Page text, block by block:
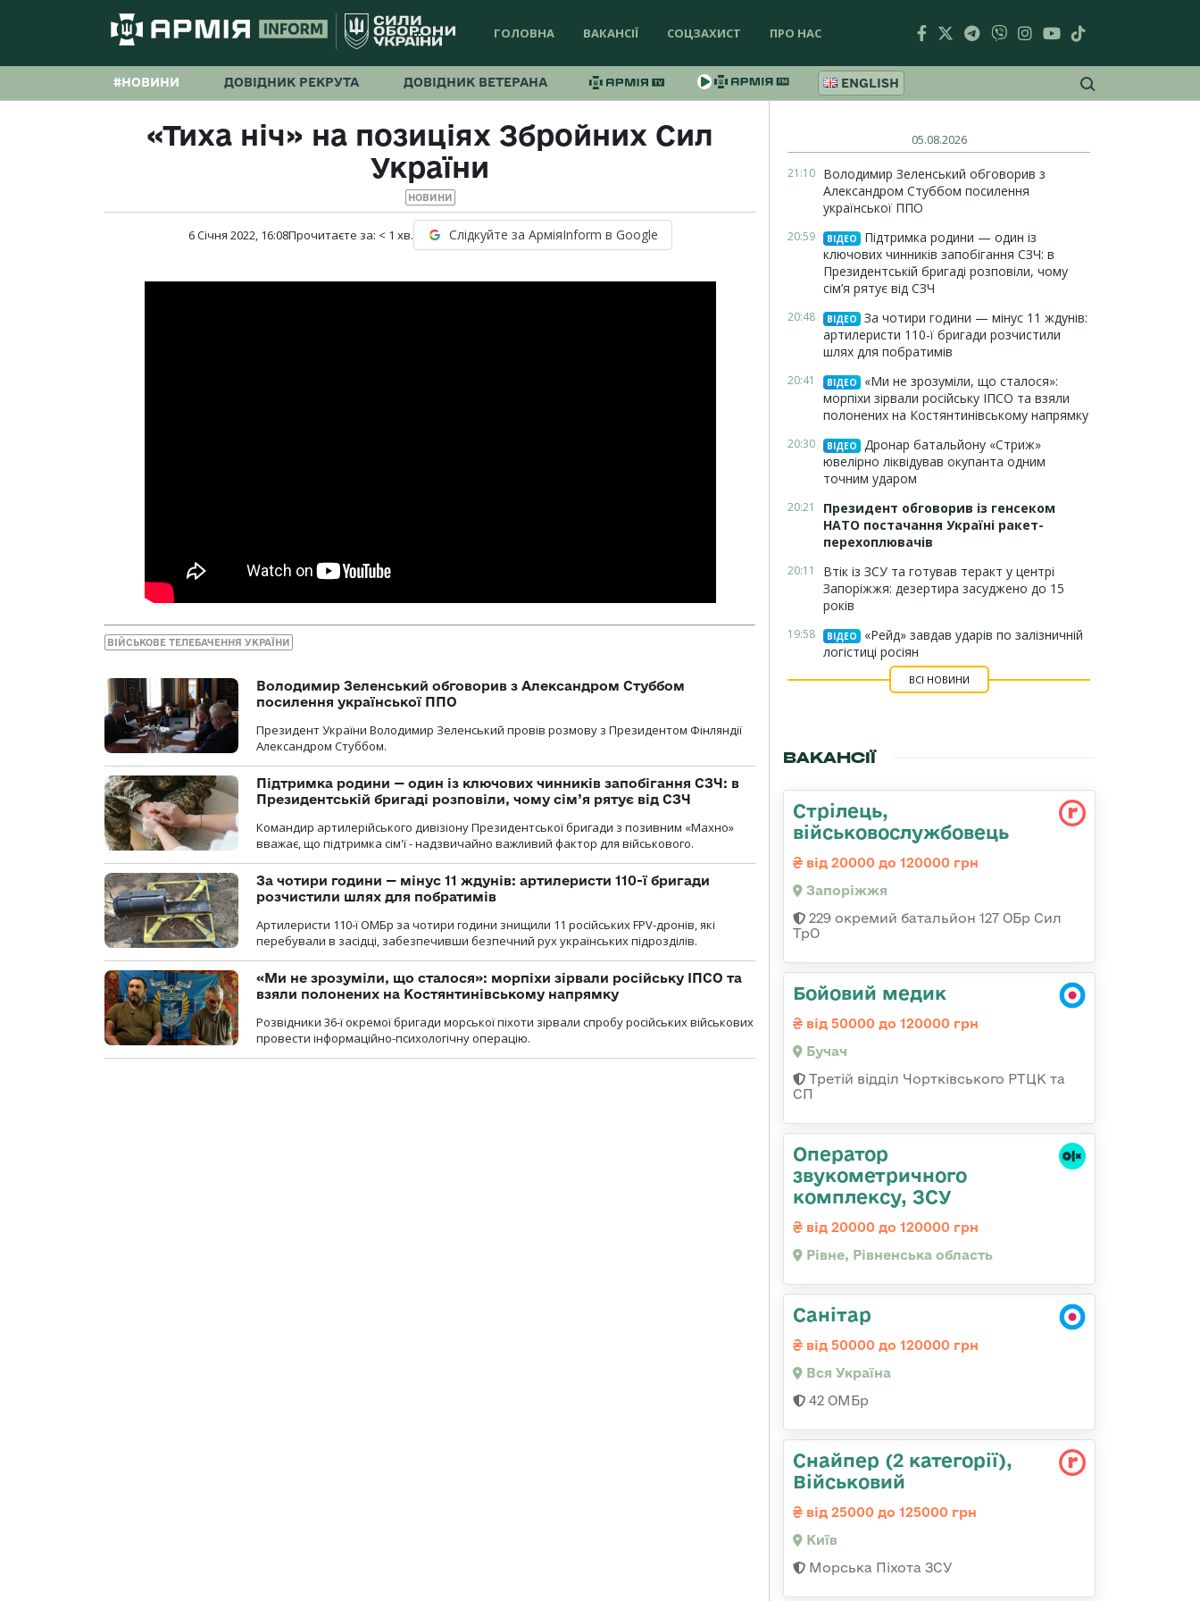
ГОЛОВНА ВАКАНСІЇ СОЦЗАХИСТ ПРО НАС
#НОВИНИ ДОВІДНИК РЕКРУТА ДОВІДНИК ВЕТЕРАНА ENGLISH
«Тиха ніч» на позиціях Збройних Сил
України
НОВИНИ
6 Січня 2022, 16:08Прочитаєте за: < 1 хв. Слідкуйте за АрміяInform в Google
ВІЙСЬКОВЕ ТЕЛЕБАЧЕННЯ УКРАЇНИ
Володимир Зеленський обговорив з Александром Стуббом
посилення української ППО
Президент України Володимир Зеленський провів розмову з Президентом Фінляндії
Александром Стуббом.
Підтримка родини — один із ключових чинників запобігання СЗЧ: в
Президентській бригаді розповіли, чому сім’я рятує від СЗЧ
Командир артилерійського дивізіону Президентської бригади з позивним «Махно»
вважає, що підтримка сім'ї - надзвичайно важливий фактор для військового.
За чотири години — мінус 11 ждунів: артилеристи 110-ї бригади
розчистили шлях для побратимів
Артилеристи 110-ї ОМБр за чотири години знищили 11 російських FPV-дронів, які
перебували в засідці, забезпечивши безпечний рух українських підрозділів.
«Ми не зрозуміли, що сталося»: морпіхи зірвали російську ІПСО та
взяли полонених на Костянтинівському напрямку
Розвідники 36-ї окремої бригади морської піхоти зірвали спробу російських військових
провести інформаційно-психологічну операцію.
05.08.2026
21:10 Володимир Зеленський обговорив з
Александром Стуббом посилення
української ППО
20:59 ВІДЕО
Підтримка родини — один із
ключових чинників запобігання СЗЧ: в
Президентській бригаді розповіли, чому
сім’я рятує від СЗЧ
20:48 ВІДЕО
За чотири години — мінус 11 ждунів:
артилеристи 110-ї бригади розчистили
шлях для побратимів
20:41 ВІДЕО
«Ми не зрозуміли, що сталося»:
морпіхи зірвали російську ІПСО та взяли
полонених на Костянтинівському напрямку
20:30 ВІДЕО
Дронар батальйону «Стриж»
ювелірно ліквідував окупанта одним
точним ударом
20:21
Президент обговорив із генсеком
НАТО постачання Україні ракет-
перехоплювачів
20:11
Втік із ЗСУ та готував теракт у центрі
Запоріжжя: дезертира засуджено до 15
років
19:58 ВІДЕО
«Рейд» завдав ударів по залізничній
логістиці росіян
ВСІ НОВИНИ
ВАКАНСІЇ
Стрілець,
військовослужбовець
від 20000 до 120000 грн
Запоріжжя
229 окремий батальйон 127 ОБр Сил
ТрО
Бойовий медик
від 50000 до 120000 грн
Бучач
Третій відділ Чортківського РТЦК та
СП
Оператор
звукометричного
комплексу, ЗСУ
від 20000 до 120000 грн
Рівне, Рівненська область
Санітар
від 50000 до 120000 грн
Вся Україна
42 ОМБр
Снайпер (2 категорії),
Військовий
від 25000 до 125000 грн
Київ
Морська Піхота ЗСУ